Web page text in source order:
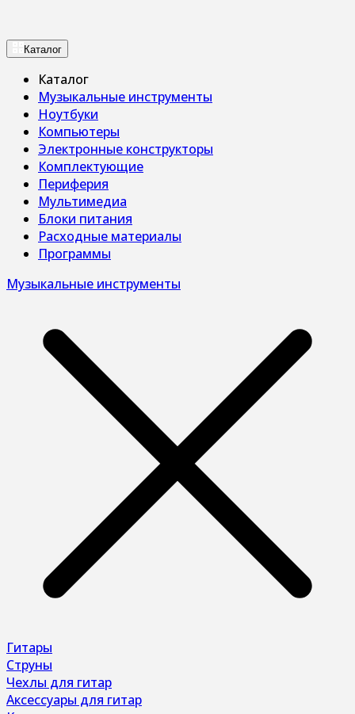
Каталог
Каталог
Музыкальные инструменты
Ноутбуки
Компьютеры
Электронные конструкторы
Комплектующие
Периферия
Мультимедиа
Блоки питания
Расходные материалы
Программы
Музыкальные инструменты
Гитары
Струны
Чехлы для гитар
Аксессуары для гитар